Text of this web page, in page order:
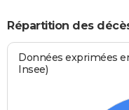
Répartition des
Données exprimées
Insee)